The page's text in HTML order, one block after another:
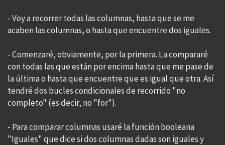
- Voy a recorrer todas las columnas, hasta que se me
acaben las columnas, o hasta que encuentre dos iguales.
- Comenzaré, obviamente, por la primera. La compararé
con todas las que están por encima hasta que me pase de
la última o hasta que encuentre que es igual que otra. Así
tendré dos bucles condicionales de recorrido "no
completo" (es decir, no "for").
- Para comparar columnas usaré la función booleana
"Iguales" que dice si dos columnas dadas son iguales y